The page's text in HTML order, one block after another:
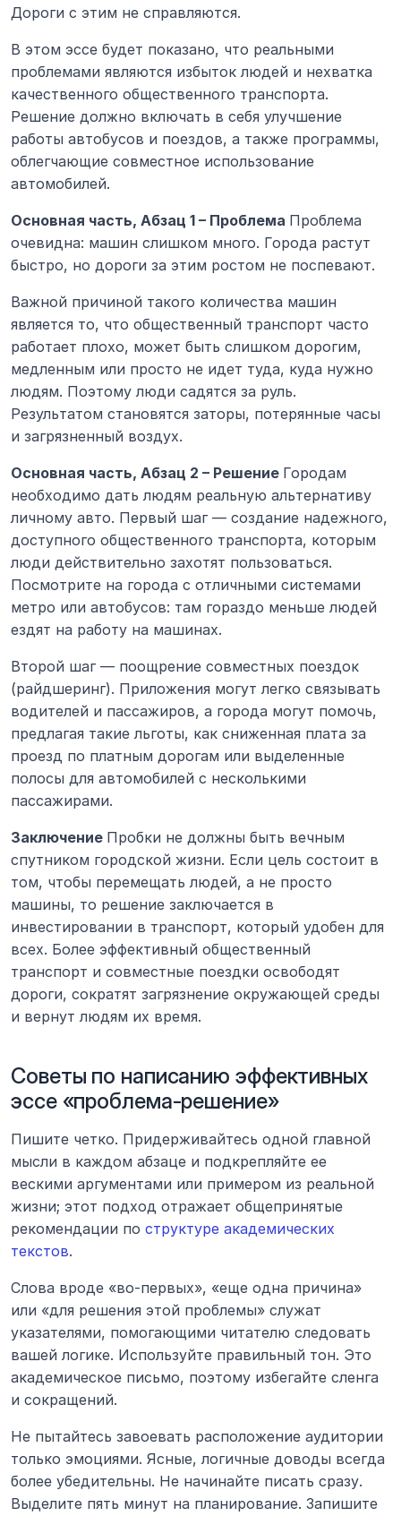
Дороги с этим не справляются.
В этом эссе будет показано, что реальными
проблемами являются избыток людей и нехватка
качественного общественного транспорта.
Решение должно включать в себя улучшение
работы автобусов и поездов, а также программы,
облегчающие совместное использование
автомобилей.
Основная часть, Абзац 1 – Проблема Проблема
очевидна: машин слишком много. Города растут
быстро, но дороги за этим ростом не поспевают.
Важной причиной такого количества машин
является то, что общественный транспорт часто
работает плохо, может быть слишком дорогим,
медленным или просто не идет туда, куда нужно
людям. Поэтому люди садятся за руль.
Результатом становятся заторы, потерянные часы
и загрязненный воздух.
Основная часть, Абзац 2 – Решение Городам
необходимо дать людям реальную альтернативу
личному авто. Первый шаг — создание надежного,
доступного общественного транспорта, которым
люди действительно захотят пользоваться.
Посмотрите на города с отличными системами
метро или автобусов: там гораздо меньше людей
ездят на работу на машинах.
Второй шаг — поощрение совместных поездок
(райдшеринг). Приложения могут легко связывать
водителей и пассажиров, а города могут помочь,
предлагая такие льготы, как сниженная плата за
проезд по платным дорогам или выделенные
полосы для автомобилей с несколькими
пассажирами.
Заключение Пробки не должны быть вечным
спутником городской жизни. Если цель состоит в
том, чтобы перемещать людей, а не просто
машины, то решение заключается в
инвестировании в транспорт, который удобен для
всех. Более эффективный общественный
транспорт и совместные поездки освободят
дороги, сократят загрязнение окружающей среды
и вернут людям их время.
Советы по написанию эффективных
эссе «проблема-решение»
Пишите четко. Придерживайтесь одной главной
мысли в каждом абзаце и подкрепляйте ее
вескими аргументами или примером из реальной
жизни; этот подход отражает общепринятые
рекомендации по структуре академических
текстов.
Слова вроде «во-первых», «еще одна причина»
или «для решения этой проблемы» служат
указателями, помогающими читателю следовать
вашей логике. Используйте правильный тон. Это
академическое письмо, поэтому избегайте сленга
и сокращений.
Не пытайтесь завоевать расположение аудитории
только эмоциями. Ясные, логичные доводы всегда
более убедительны. Не начинайте писать сразу.
Выделите пять минут на планирование. Запишите